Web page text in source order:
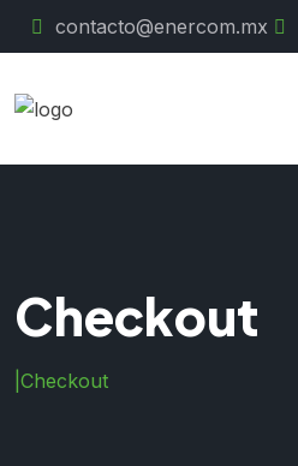
contacto@enercom.mx
Checkout
Checkout